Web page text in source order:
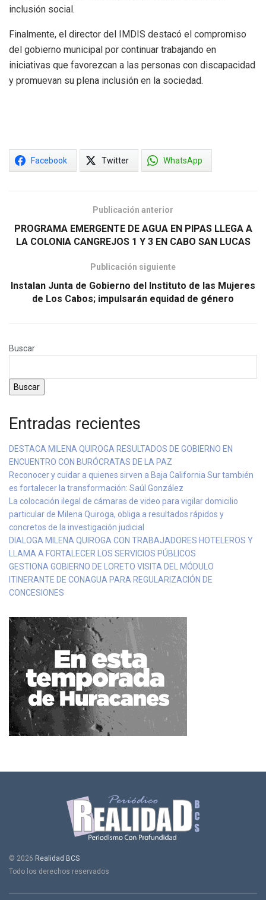
inclusión social.
Finalmente, el director del IMDIS destacó el compromiso
del gobierno municipal por continuar trabajando en
iniciativas que favorezcan a las personas con discapacidad
y promuevan su plena inclusión en la sociedad.
Facebook Twitter WhatsApp
Publicación anterior
PROGRAMA EMERGENTE DE AGUA EN PIPAS LLEGA A
LA COLONIA CANGREJOS 1 Y 3 EN CABO SAN LUCAS
Publicación siguiente
Instalan Junta de Gobierno del Instituto de las Mujeres
de Los Cabos; impulsarán equidad de género
Buscar
Buscar
Entradas recientes
DESTACA MILENA QUIROGA RESULTADOS DE GOBIERNO EN
ENCUENTRO CON BURÓCRATAS DE LA PAZ
Reconocer y cuidar a quienes sirven a Baja California Sur también
es fortalecer la transformación: Saúl González
La colocación ilegal de cámaras de video para vigilar domicilio
particular de Milena Quiroga, obliga a resultados rápidos y
concretos de la investigación judicial
DIALOGA MILENA QUIROGA CON TRABAJADORES HOTELEROS Y
LLAMA A FORTALECER LOS SERVICIOS PÚBLICOS
GESTIONA GOBIERNO DE LORETO VISITA DEL MÓDULO
ITINERANTE DE CONAGUA PARA REGULARIZACIÓN DE
CONCESIONES
© 2026 Realidad BCS
Todo los derechos reservados